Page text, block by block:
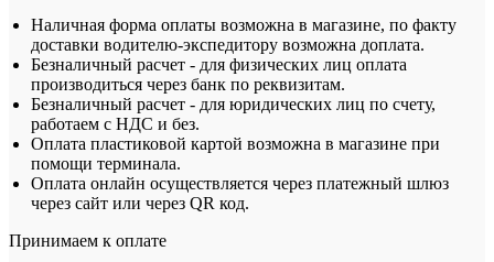
Наличная форма оплаты возможна в магазине, по факту
доставки водителю-экспедитору возможна доплата.
Безналичный расчет - для физических лиц оплата
производиться через банк по реквизитам.
Безналичный расчет - для юридических лиц по счету,
работаем с НДС и без.
Оплата пластиковой картой возможна в магазине при
помощи терминала.
Оплата онлайн осуществляется через платежный шлюз
через сайт или через QR код.
Принимаем к оплате